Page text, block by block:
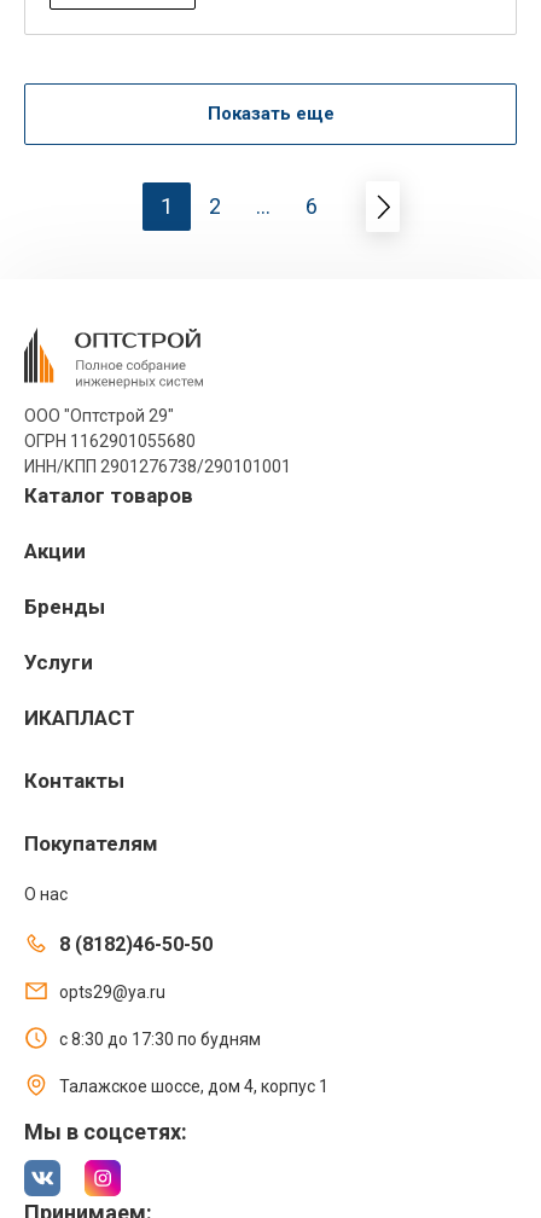
Показать еще
1 2 ... 6
ООО "Оптстрой 29"
ОГРН 1162901055680
ИНН/КПП 2901276738/290101001
Каталог товаров
Акции
Бренды
Услуги
ИКАПЛАСТ
Контакты
Покупателям
О нас
8 (8182)46-50-50
opts29@ya.ru
с 8:30 до 17:30 по будням
Талажское шоссе, дом 4, корпус 1
Мы в соцсетях: